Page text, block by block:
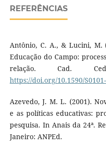
REFERÊNCIAS
Antônio, C. A., & Lucini,
Educação do Campo:
relação. Cad.
https://doi.org/10.1590/
Azevedo, J. M. L. (2001).
e as políticas educativas:
pesquisa. In Anais da 24ª.
Janeiro: ANPEd.